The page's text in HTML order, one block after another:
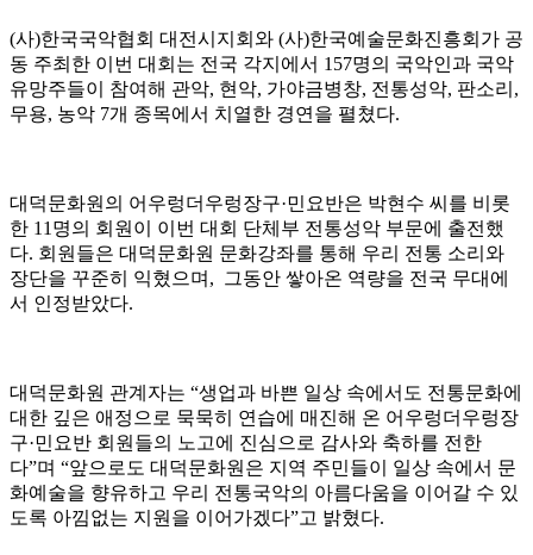
(사)한국국악협회 대전시지회와 (사)한국예술문화진흥회가 공
동 주최한 이번 대회는 전국 각지에서 157명의 국악인과 국악
유망주들이 참여해 관악, 현악, 가야금병창, 전통성악, 판소리,
무용, 농악 7개 종목에서 치열한 경연을 펼쳤다.
대덕문화원의 어우렁더우렁장구·민요반은 박현수 씨를 비롯
한 11명의 회원이 이번 대회 단체부 전통성악 부문에 출전했
다. 회원들은 대덕문화원 문화강좌를 통해 우리 전통 소리와
장단을 꾸준히 익혔으며, 그동안 쌓아온 역량을 전국 무대에
서 인정받았다.
대덕문화원 관계자는 “생업과 바쁜 일상 속에서도 전통문화에
대한 깊은 애정으로 묵묵히 연습에 매진해 온 어우렁더우렁장
구·민요반 회원들의 노고에 진심으로 감사와 축하를 전한
다”며 “앞으로도 대덕문화원은 지역 주민들이 일상 속에서 문
화예술을 향유하고 우리 전통국악의 아름다움을 이어갈 수 있
도록 아낌없는 지원을 이어가겠다”고 밝혔다.